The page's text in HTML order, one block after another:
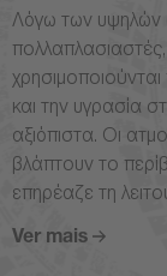
Λόγω των υψηλών
και την υγρασία
αξιόπιστα. Οι
βλάπτουν το
επηρέαζε τη
Ver mais